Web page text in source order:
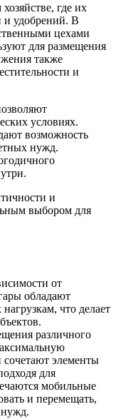
где их
и удобрений. В
цехами
для размещения
также
и
условиях.
возможность
нужд.
и
выбором для
от
обладают
что делает
различного
элементы
для
мобильные
и перемещать,